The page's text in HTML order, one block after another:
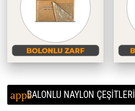
BALONLU NAYLON ÇEŞİTLERİ